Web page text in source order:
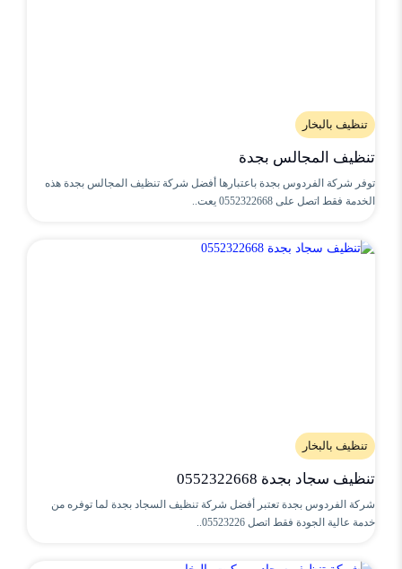
تنظيف بالبخار
تنظيف المجالس بجدة
توفر شركة الفردوس بجدة باعتبارها أفضل شركة تنظيف المجالس بجدة هذه
الخدمة فقط اتصل على 0552322668 يعت..
تنظيف بالبخار
تنظيف سجاد بجدة 0552322668
شركة الفردوس بجدة تعتبر أفضل شركة تنظيف السجاد بجدة لما توفره من
خدمة عالية الجودة فقط اتصل 05523226..